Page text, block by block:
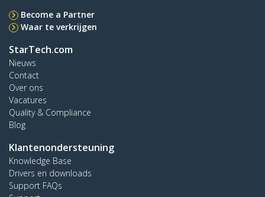
Become a Partner
Waar te verkrijgen
StarTech.com
Nieuws
Contact
Over ons
Vacatures
Quality & Compliance
Blog
Klantenondersteuning
Knowledge Base
Drivers en downloads
Support FAQs